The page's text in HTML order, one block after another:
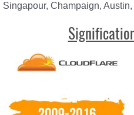
Singapour, Champaign,